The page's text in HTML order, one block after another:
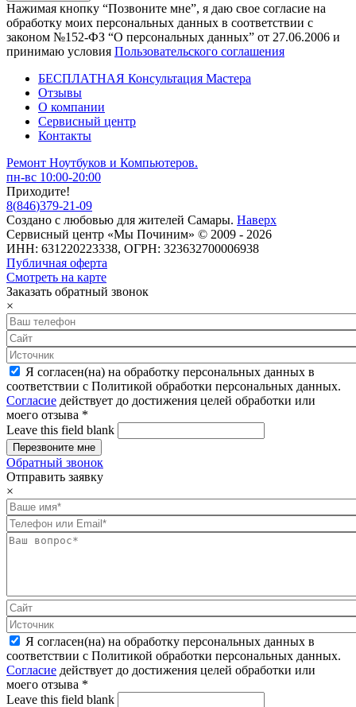
Нажимая кнопку “Позвоните мне”, я даю свое согласие на
обработку моих персональных данных в соответствии с
законом №152-ФЗ “О персональных данных” от 27.06.2006 и
принимаю условия Пользовательского соглашения
БЕСПЛАТНАЯ Консультация Мастера
Отзывы
О компании
Сервисный центр
Контакты
Ремонт Ноутбуков и Компьютеров.
пн-вс 10:00-20:00
Приходите!
8(846)379-21-09
Создано с любовью для жителей Самары. Наверх
Сервисный центр «Мы Починим» © 2009 - 2026
ИНН: 631220223338, ОГРН: 323632700006938
Публичная оферта
Смотреть на карте
Заказать обратный звонок
×
Я согласен(на) на обработку персональных данных в
соответствии с Политикой обработки персональных данных.
Согласие действует до достижения целей обработки или
моего отзыва *
Leave this field blank
Обратный звонок
Отправить заявку
×
Я согласен(на) на обработку персональных данных в
соответствии с Политикой обработки персональных данных.
Согласие действует до достижения целей обработки или
моего отзыва *
Leave this field blank